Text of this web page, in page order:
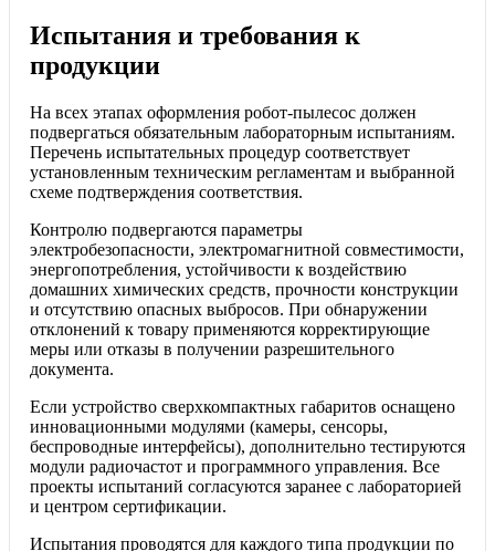
Испытания и требования к
продукции
На всех этапах оформления робот-пылесос должен
подвергаться обязательным лабораторным испытаниям.
Перечень испытательных процедур соответствует
установленным техническим регламентам и выбранной
схеме подтверждения соответствия.
Контролю подвергаются параметры
электробезопасности, электромагнитной совместимости,
энергопотребления, устойчивости к воздействию
домашних химических средств, прочности конструкции
и отсутствию опасных выбросов. При обнаружении
отклонений к товару применяются корректирующие
меры или отказы в получении разрешительного
документа.
Если устройство сверхкомпактных габаритов оснащено
инновационными модулями (камеры, сенсоры,
беспроводные интерфейсы), дополнительно тестируются
модули радиочастот и программного управления. Все
проекты испытаний согласуются заранее с лабораторией
и центром сертификации.
Испытания проводятся для каждого типа продукции по